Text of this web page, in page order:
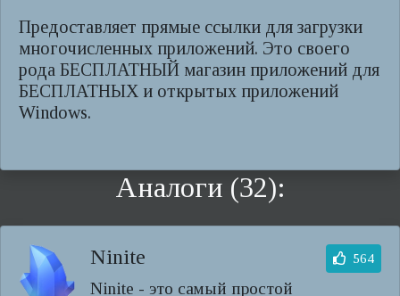
Предоставляет прямые ссылки для загрузки
многочисленных приложений. Это своего
рода БЕСПЛАТНЫЙ магазин приложений для
БЕСПЛАТНЫХ и открытых приложений
Windows.
Аналоги (32):
Ninite
Ninite - это самый простой
564